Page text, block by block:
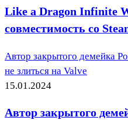
Like a Dragon Infinite
совместимость со
Автор закрытого демейка
не злиться на Valve
15.01.2024
Автор закрытого